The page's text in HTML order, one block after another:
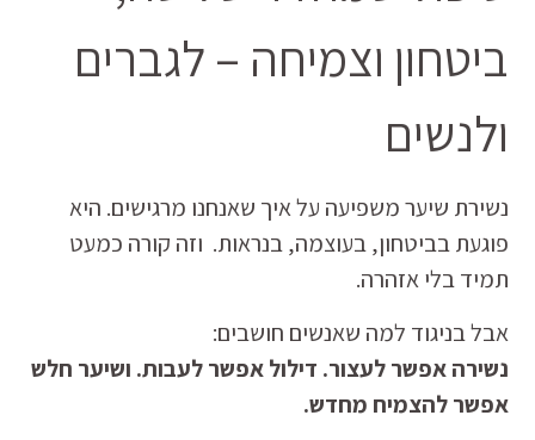
ביטחון וצמיחה – לגברים
ולנשים
נשירת שיער משפיעה על איך שאנחנו מרגישים. היא
פוגעת בביטחון, בעוצמה, בנראות. וזה קורה כמעט
תמיד בלי אזהרה.
אבל בניגוד למה שאנשים חושבים:
נשירה אפשר לעצור. דילול אפשר לעבות. ושיער חלש
אפשר להצמיח מחדש.